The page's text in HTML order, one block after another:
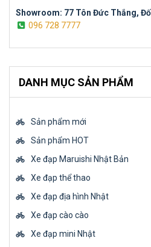
Showroom: 77 Tôn Đức Thắng,
096 728 7777
DANH MỤC SẢN PHẨM
Sản phẩm mới
Sản phẩm HOT
Xe đạp Maruishi Nhật Bản
Xe đạp thể thao
Xe đạp địa hình Nhật
Xe đạp cào cào
Xe đạp mini Nhật